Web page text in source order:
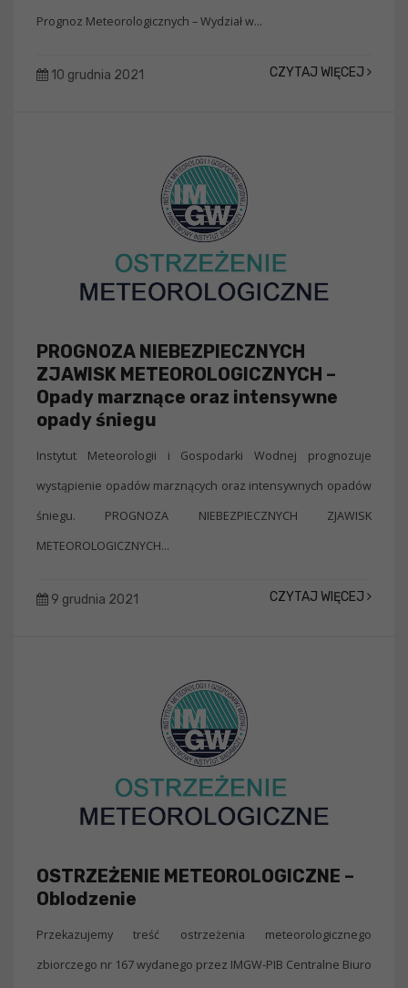
Prognoz Meteorologicznych – Wydział w...
10 grudnia 2021 CZYTAJ WIĘCEJ
PROGNOZA NIEBEZPIECZNYCH
ZJAWISK METEOROLOGICZNYCH –
Opady marznące oraz intensywne
opady śniegu
Instytut Meteorologii i Gospodarki Wodnej prognozuje
wystąpienie opadów marznących oraz intensywnych opadów
śniegu. PROGNOZA NIEBEZPIECZNYCH ZJAWISK
METEOROLOGICZNYCH...
9 grudnia 2021 CZYTAJ WIĘCEJ
OSTRZEŻENIE METEOROLOGICZNE –
Oblodzenie
Przekazujemy treść ostrzeżenia meteorologicznego
zbiorczego nr 167 wydanego przez IMGW-PIB Centralne Biuro